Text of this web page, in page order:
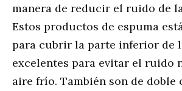
manera de reducir el ruido de
Estos productos de espuma
para cubrir la parte inferior de
excelentes para evitar el ruido
aire frío. También son de doble